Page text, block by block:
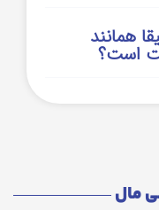
همانند
است؟
مال